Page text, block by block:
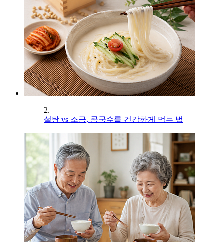
2.
설탕 vs 소금, 콩국수를 건강하게 먹는 법